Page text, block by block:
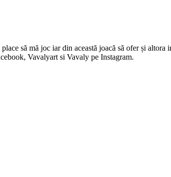
să mă joc iar din această joacă să ofer și
Vavalyart si Vavaly pe Instagram.